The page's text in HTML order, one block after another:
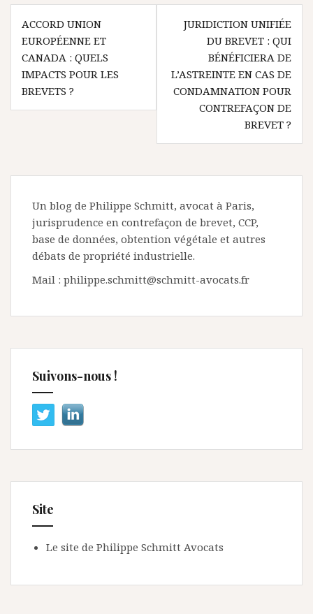
Navigation
de
l’article
ACCORD UNION
EUROPÉENNE ET
CANADA : QUELS
IMPACTS POUR LES
BREVETS ?
JURIDICTION UNIFIÉE
DU BREVET : QUI
BÉNÉFICIERA DE
L’ASTREINTE EN CAS DE
CONDAMNATION POUR
CONTREFAÇON DE
BREVET ?
Un blog de Philippe Schmitt, avocat à Paris,
jurisprudence en contrefaçon de brevet, CCP,
base de données, obtention végétale et autres
débats de propriété industrielle.
Mail : philippe.schmitt@schmitt-avocats.fr
Suivons-nous !
Site
Le site de Philippe Schmitt Avocats